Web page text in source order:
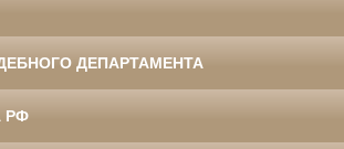
ДЕПАРТАМЕНТА
РФ